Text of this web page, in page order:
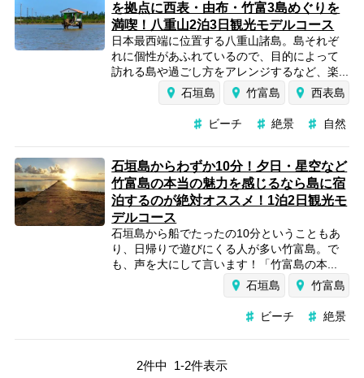
を拠点に西表・由布・竹富3島めぐりを
満喫！八重山2泊3日観光モデルコース
日本最西端に位置する八重山諸島。島それぞ
れに個性があふれているので、目的によって
訪れる島や過ごし方をアレンジするなど、楽...
石垣島
竹富島 西表島
ビーチ 絶景 自然
石垣島からわずか10分！夕日・星空など
竹富島の本当の魅力を感じるなら島に宿
泊するのが絶対オススメ！1泊2日観光モ
デルコース
石垣島から船でたったの10分ということもあ
り、日帰りで遊びにくる人が多い竹富島。で
も、声を大にして言います！「竹富島の本...
石垣島
竹富島
ビーチ 絶景
2件中 1-2件表示